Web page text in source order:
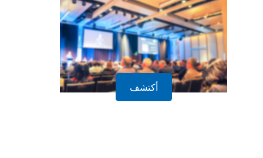
الاجتماعات والندوات